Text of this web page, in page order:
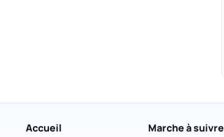
Accueil Marche à suivre